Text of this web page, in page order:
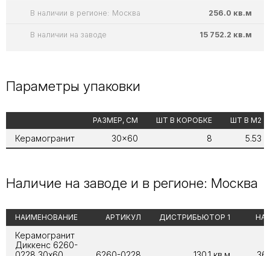
В наличии в регионе: Москва 256.0 кв.м
В наличии на заводе 15 752.2 кв.м
Параметры упаковки
РАЗМЕР, СМ ШТ В КОРОБКЕ ШТ В М2
Керамогранит 30x60 8 5.53
Наличие на заводе и в регионе: Москва
НАИМЕНОВАНИЕ АРТИКУЛ ДИСТРИБЬЮТОР 1 НА
Керамогранит
Диккенс 6260-